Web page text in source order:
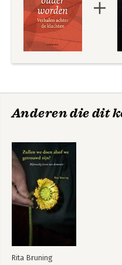
Anderen die dit
Rita Bruning